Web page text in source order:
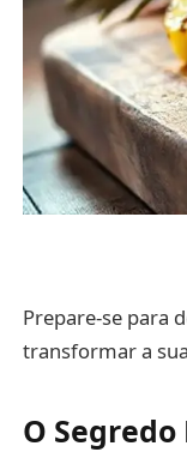
Prepare-se para
transformar a
O